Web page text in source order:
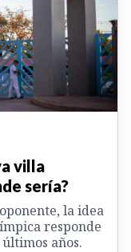
villa
sería?
la idea
responde
años.